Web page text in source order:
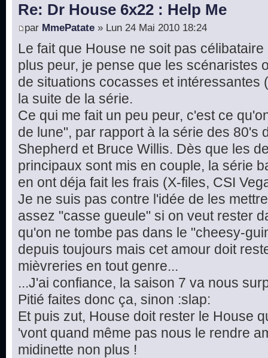
Re: Dr House 6x22 : Help Me
par MmePatate » Lun 24 Mai 2010 18:24
Le fait que House ne soit pas
plus peur, je pense que les scénaristes
de situations cocasses et intéressantes
la suite de la série.
Ce qui me fait un peu peur, c'est ce
de lune", par rapport à la série des 80's
Shepherd et Bruce Willis. Dès que les
principaux sont mis en couple, la série
en ont déja fait les frais (X-files, CSI
Je ne suis pas contre l'idée de les
assez "casse gueule" si on veut rester
qu'on ne tombe pas dans le "cheesy-
depuis toujours mais cet amour doit
mièvreries en tout genre...
...J'ai confiance, la saison 7 va nous
Pitié faites donc ça, sinon :slap:
Et puis zut, House doit rester le House
'vont quand même pas nous le rendre
midinette non plus !